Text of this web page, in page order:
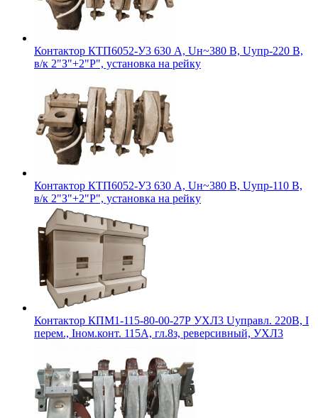
Контактор КТП6052-У3 630 А, Uн~380 В, Uупр-220 В,
в/к 2"З"+2"Р", установка на рейку
Контактор КТП6052-У3 630 А, Uн~380 В, Uупр-110 В,
в/к 2"З"+2"Р", установка на рейку
Контактор КПМ1-115-80-00-27Р УХЛ3 Uуправл. 220В, I
перем., Iном.конт. 115А, гл.8з, реверсивный, УХЛ3